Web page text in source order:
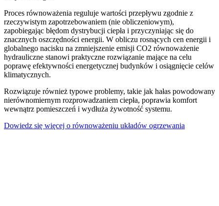
Proces równoważenia reguluje wartości przepływu zgodnie z
rzeczywistym zapotrzebowaniem (nie obliczeniowym),
zapobiegając błędom dystrybucji ciepła i przyczyniając się do
znacznych oszczędności energii. W obliczu rosnących cen energii i
globalnego nacisku na zmniejszenie emisji CO2 równoważenie
hydrauliczne stanowi praktyczne rozwiązanie mające na celu
poprawę efektywności energetycznej budynków i osiągnięcie celów
klimatycznych.
Rozwiązuje również typowe problemy, takie jak hałas powodowany
nierównomiernym rozprowadzaniem ciepła, poprawia komfort
wewnątrz pomieszczeń i wydłuża żywotność systemu.
Dowiedz się więcej o równoważeniu układów ogrzewania